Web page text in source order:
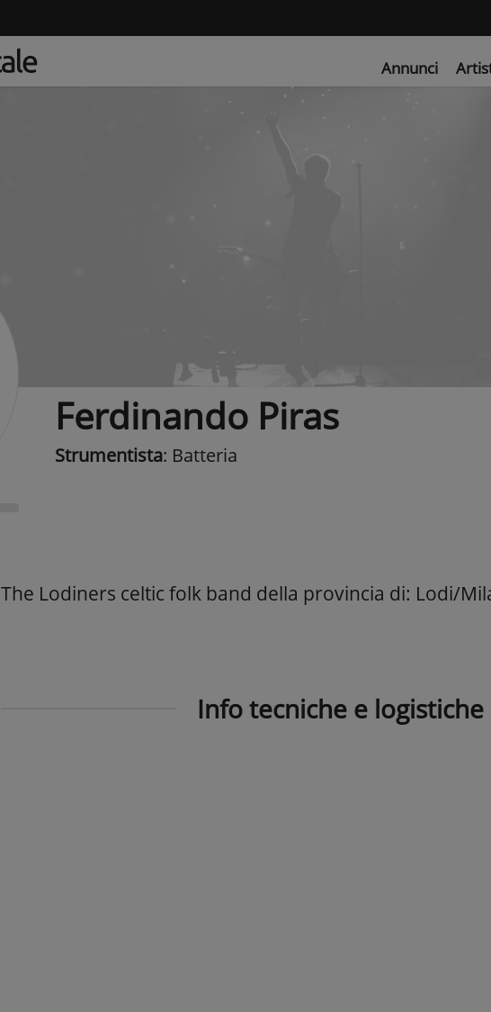
Annunci
Ferdinando Piras
Strumentista: Batteria
The Lodiners celtic folk band della provincia di: Lodi/
Info tecniche e logistiche